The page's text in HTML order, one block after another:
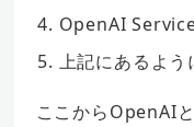
OpenAI
上記にあるよ
ここからOpenAI